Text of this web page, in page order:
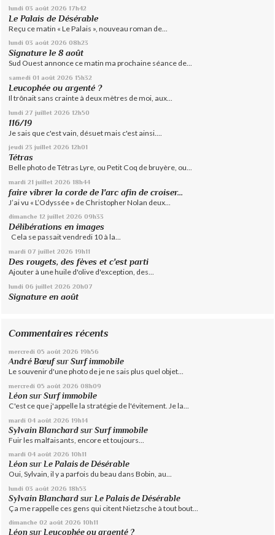
lundi 03 août 2026 17h42
Le Palais de Désérable
Reçu ce matin « Le Palais », nouveau roman de...
lundi 03 août 2026 08h23
Signature le 8 août
Sud Ouest annonce ce matin ma prochaine séance de...
samedi 01 août 2026 15h32
Leucophée ou argenté ?
Il trônait sans crainte à deux mètres de moi, aux...
lundi 27 juillet 2026 12h50
116/19
Je sais que c'est vain, désuet mais c'est ainsi....
jeudi 23 juillet 2026 12h01
Tétras
Belle photo de Tétras Lyre, ou Petit Coq de bruyère, ou...
mardi 21 juillet 2026 18h44
faire vibrer la corde de l'arc afin de croiser...
J’ai vu « L’Odyssée » de Christopher Nolan deux...
dimanche 12 juillet 2026 09h33
Délibérations en images
Cela se passait vendredi 10 à la...
mardi 07 juillet 2026 19h11
Des rougets, des fèves et c'est parti
Ajouter à une huile d'olive d'exception, des...
lundi 06 juillet 2026 20h07
Signature en août
Commentaires récents
mercredi 05 août 2026 19h56
André BœufsurSurf immobile
Le souvenir d'une photo de je ne sais plus quel objet...
mercredi 05 août 2026 08h09
Léon surSurf immobile
C'est ce que j'appelle la stratégie de l'évitement. Je la...
mardi 04 août 2026 19h14
Sylvain Blanchard surSurf immobile
Fuir les malfaisants, encore et toujours...
mardi 04 août 2026 10h11
Léon surLe Palais de Désérable
Oui, Sylvain, il y a parfois du beau dans Bobin, au...
lundi 03 août 2026 18h53
Sylvain Blanchard sur Le Palais de Désérable
Ça me rappelle ces gens qui citent Nietzsche à tout bout...
dimanche 02 août 2026 10h11
Léon surLeucophée ou argenté ?